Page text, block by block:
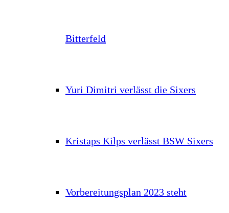
Bitterfeld
Yuri Dimitri verlässt die Sixers
Kristaps Kilps verlässt BSW Sixers
Vorbereitungsplan 2023 steht